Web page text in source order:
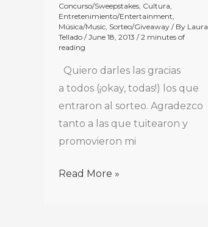
Concurso/Sweepstakes, Cultura,
Entretenimiento/Entertainment,
Música/Music, Sorteo/Giveaway / By Laura
Tellado /June 18, 2013 /2 minutes of
reading
Quiero darles las gracias
a todos (¡okay, todas!) los que
entraron al sorteo. Agradezco
tanto a las que tuitearon y
promovieron mi
Read More »